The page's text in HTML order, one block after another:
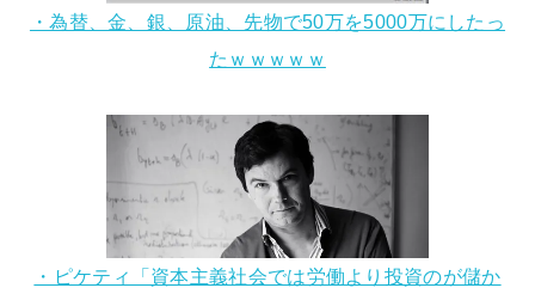
・為替、金、銀、原油、先物で50万を5000万にしたっ
たｗｗｗｗｗ
・ピケティ「資本主義社会では労働より投資のが儲か